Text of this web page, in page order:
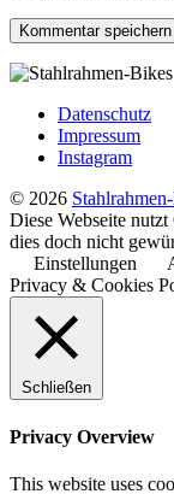
Datenschutz
Impressum
Instagram
© 2026
Diese Webseite
dies doch nicht
Einstellungen
Privacy & Cookies
Schließen
Privacy Overview
This website uses